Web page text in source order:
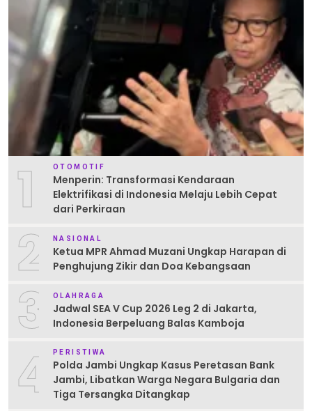
1 OTOMOTIF
Menperin: Transformasi Kendaraan
Elektrifikasi di Indonesia Melaju Lebih Cepat
dari Perkiraan
2 NASIONAL
Ketua MPR Ahmad Muzani Ungkap Harapan di
Penghujung Zikir dan Doa Kebangsaan
3 OLAHRAGA
Jadwal SEA V Cup 2026 Leg 2 di Jakarta,
Indonesia Berpeluang Balas Kamboja
4 PERISTIWA
Polda Jambi Ungkap Kasus Peretasan Bank
Jambi, Libatkan Warga Negara Bulgaria dan
Tiga Tersangka Ditangkap